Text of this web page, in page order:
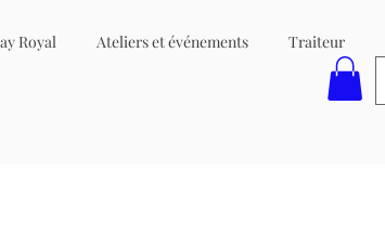
Royal Ateliers et événements Traiteur